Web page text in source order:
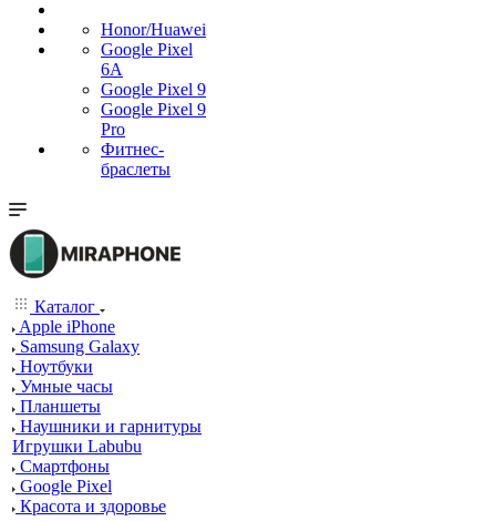
Honor/Huawei
Google Pixel
6A
Google Pixel 9
Google Pixel 9
Pro
Фитнес-
браслеты
Каталог
Apple iPhone
Samsung Galaxy
Ноутбуки
Умные часы
Планшеты
Наушники и гарнитуры
Игрушки Labubu
Смартфоны
Google Pixel
Красота и здоровье